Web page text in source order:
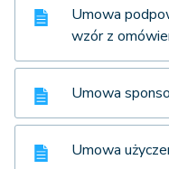
Umowa
wzór z
Umowa
Umowa